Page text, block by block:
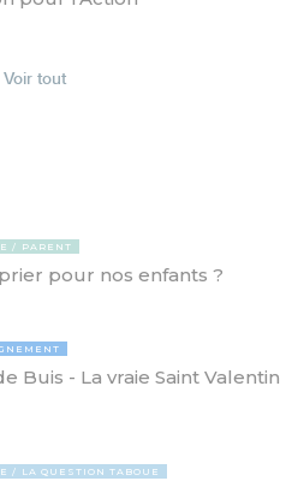
Voir tout
PARENT
pour nos enfants ?
Buis - La vraie Saint Valentin
LA QUESTION TABOUE